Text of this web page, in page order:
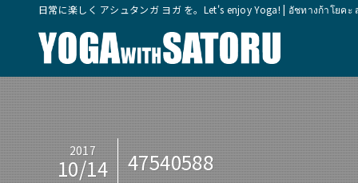
日常に楽しく アシュタンガ ヨガ を。Let's enjoy Yoga! | อัชทางก้าโย
47540588
2017
10/14